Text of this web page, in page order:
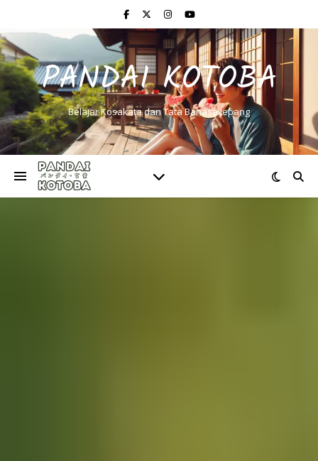
PANDAI KOTOBA
Belajar Kosakata dan Tata Bahasa Jepang